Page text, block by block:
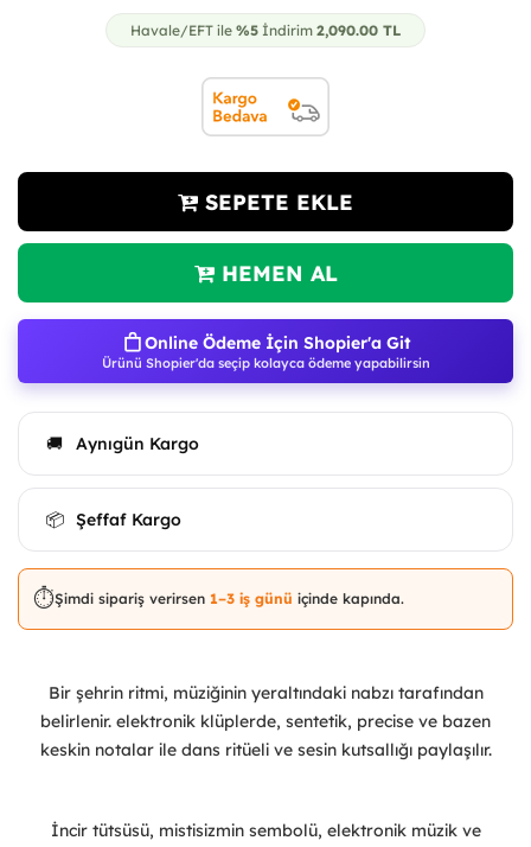
Havale/EFT ile %5 İndirim 2,090.00 TL
SEPETE EKLE
HEMEN AL
Online Ödeme İçin Shopier'a Git
Ürünü Shopier'da seçip kolayca ödeme yapabilirsin
🚚 Aynıgün Kargo
📦 Şeffaf Kargo
⏱️Şimdi sipariş verirsen 1–3 iş günü içinde kapında.
Bir şehrin ritmi, müziğinin yeraltındaki nabzı tarafından
belirlenir. elektronik klüplerde, sentetik, precise ve bazen
keskin notalar ile dans ritüeli ve sesin kutsallığı paylaşılır.
İncir tütsüsü, mistisizmin sembolü, elektronik müzik ve